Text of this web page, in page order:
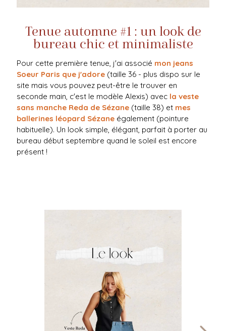
Tenue automne #1 : un look de
bureau chic et minimaliste
Pour cette première tenue, j'ai associé mon jeans
Soeur Paris que j'adore (taille 36 - plus dispo sur le
site mais vous pouvez peut-être le trouver en
seconde main, c'est le modèle Alexis) avec la veste
sans manche Reda de Sézane (taille 38) et mes
ballerines léopard Sézane également (pointure
habituelle). Un look simple, élégant, parfait à porter au
bureau début septembre quand le soleil est encore
présent !